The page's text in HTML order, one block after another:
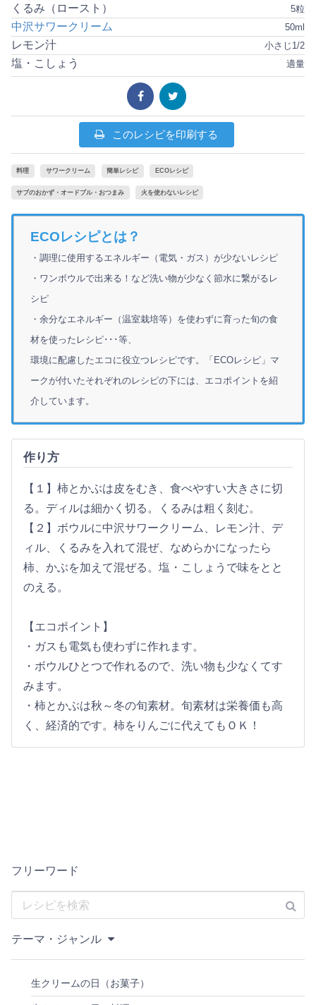
5粒
くるみ（ロースト）
50ml
中沢サワークリーム
小さじ1/2
レモン汁
適量
塩・こしょう
このレシピを印刷する
料理 サワークリーム 簡単レシピ ECOレシピ
サブのおかず・オードブル・おつまみ 火を使わないレシピ
ECOレシピとは？
・調理に使用するエネルギー（電気・ガス）が少ないレシピ
・ワンボウルで出来る！など洗い物が少なく節水に繋がるレ
シピ
・余分なエネルギー（温室栽培等）を使わずに育った旬の食
材を使ったレシピ･･･等、
環境に配慮したエコに役立つレシピです。「ECOレシピ」マ
ークが付いたそれぞれのレシピの下には、エコポイントを紹
介しています。
作り方
【１】柿とかぶは皮をむき、食べやすい大きさに切
る。ディルは細かく切る。くるみは粗く刻む。
【２】ボウルに中沢サワークリーム、レモン汁、デ
ィル、くるみを入れて混ぜ、なめらかになったら
柿、かぶを加えて混ぜる。塩・こしょうで味をとと
のえる。
【エコポイント】
・ガスも電気も使わずに作れます。
・ボウルひとつで作れるので、洗い物も少なくてす
みます。
・柿とかぶは秋～冬の旬素材。旬素材は栄養価も高
く、経済的です。柿をりんごに代えてもＯＫ！
フリーワード
テーマ・ジャンル
生クリームの日（お菓子）